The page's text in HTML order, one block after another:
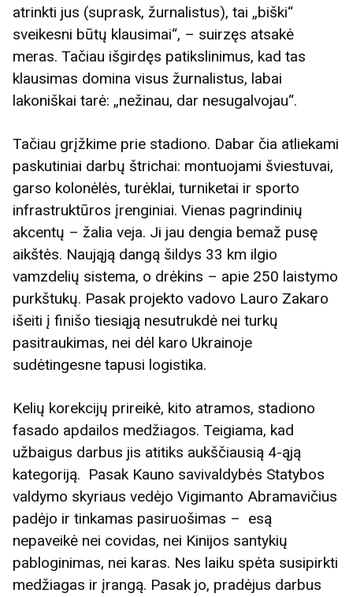
atrinkti jus (suprask, žurnalistus), tai „biški“
sveikesni būtų klausimai“, – suirzęs atsakė
meras. Tačiau išgirdęs patikslinimus, kad tas
klausimas domina visus žurnalistus, labai
lakoniškai tarė: „nežinau, dar nesugalvojau“.
Tačiau grįžkime prie stadiono. Dabar čia atliekami
paskutiniai darbų štrichai: montuojami šviestuvai,
garso kolonėlės, turėklai, turniketai ir sporto
infrastruktūros įrenginiai. Vienas pagrindinių
akcentų – žalia veja. Ji jau dengia bemaž pusę
aikštės. Naująją dangą šildys 33 km ilgio
vamzdelių sistema, o drėkins – apie 250 laistymo
purkštukų. Pasak projekto vadovo Lauro Zakaro
išeiti į finišo tiesiąją nesutrukdė nei turkų
pasitraukimas, nei dėl karo Ukrainoje
sudėtingesne tapusi logistika.
Kelių korekcijų prireikė, kito atramos, stadiono
fasado apdailos medžiagos. Teigiama, kad
užbaigus darbus jis atitiks aukščiausią 4-ąją
kategoriją. Pasak Kauno savivaldybės Statybos
valdymo skyriaus vedėjo Vigimanto Abramavičius
padėjo ir tinkamas pasiruošimas – esą
nepaveikė nei covidas, nei Kinijos santykių
pabloginimas, nei karas. Nes laiku spėta susipirkti
medžiagas ir įrangą. Pasak jo, pradėjus darbus